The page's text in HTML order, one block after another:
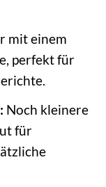
mit einem
perfekt für
Noch kleinere
für